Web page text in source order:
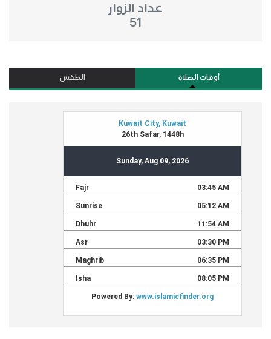
عداد الزوار
51
أوقات الصلاة الطقس